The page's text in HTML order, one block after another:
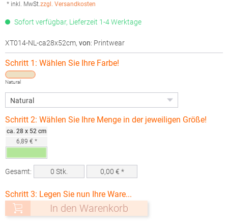
* inkl. MwSt.zzgl. Versandkosten
Sofort verfügbar, Lieferzeit 1-4 Werktage
XT014-NL-ca28x52cm, von: Printwear
Schritt 1: Wählen Sie Ihre Farbe!
Natural
Schritt 2: Wählen Sie Ihre Menge in der jeweiligen Größe!
ca. 28 x 52 cm
6,89 € *
Gesamt: 0 Stk. 0,00 € *
Schritt 3: Legen Sie nun Ihre Ware...
In den Warenkorb